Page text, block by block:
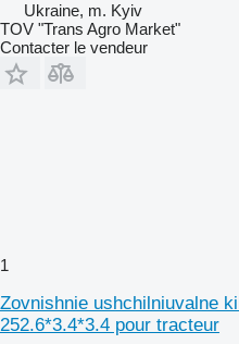
Ukraine, m. Kyiv
TOV "Trans Agro Market"
Contacter le vendeur
1
Zovnishnie ushchilniuvalne
252.6*3.4*3.4 pour tracteur